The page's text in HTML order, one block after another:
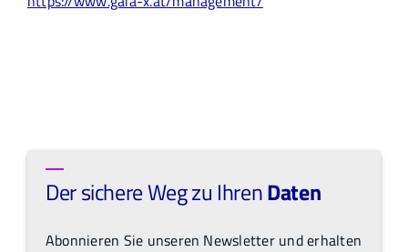
Der sichere Weg zu IhrenDaten
Abonnieren Sie unseren Newsletter und erhalten